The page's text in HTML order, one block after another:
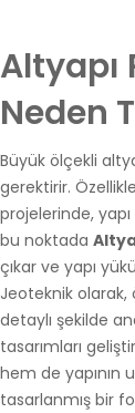
Altyapı
Neden
Büyük ölçekli
gerektirir.
projelerinde,
bu noktada
çıkar ve yapı
Jeoteknik olarak,
detaylı şekilde
tasarımları
hem de yapının
tasarlanmış bir